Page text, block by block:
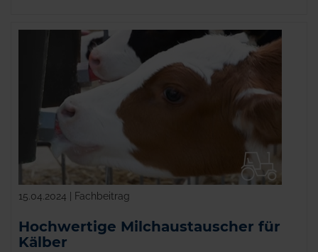
15.04.2024 | Fachbeitrag
Hochwertige Milchaustauscher für
Kälber